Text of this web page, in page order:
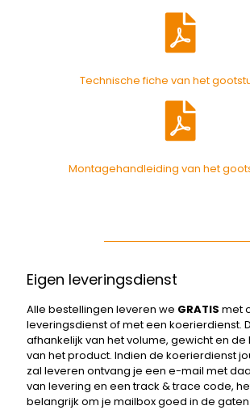
Technische fiche van het
Montagehandleiding van het
Eigen leveringsdienst
Alle bestellingen leveren we GRATIS met
leveringsdienst of met een koerierdienst.
afhankelijk van het volume, gewicht en
van het product. Indien de koerierdienst
zal leveren ontvang je een e-mail met
van levering en een track & trace code,
belangrijk om je mailbox goed in de